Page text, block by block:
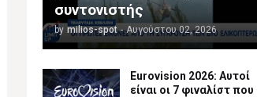
συντονιστής
by milios-spot - Αυγούστου 02, 2026
Eurovision 2026: Αυτοί
είναι οι 7 φιναλίστ που